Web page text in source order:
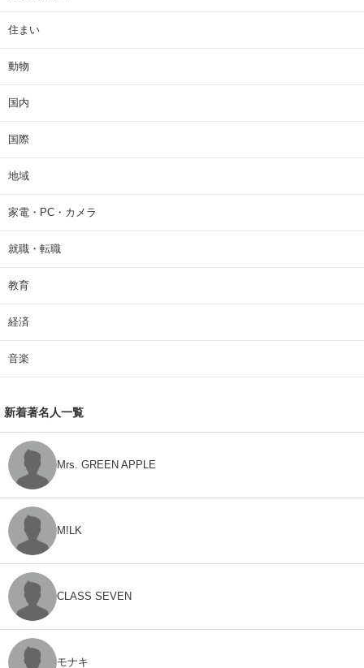
住まい
動物
国内
国際
地域
家電・PC・カメラ
就職・転職
教育
経済
音楽
新着著名人一覧
Mrs. GREEN APPLE
M!LK
CLASS SEVEN
モナキ